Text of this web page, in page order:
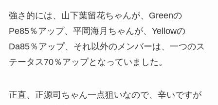
強さ的には、山下葉留花ちゃんが、Greenの
Pe85％アップ、平岡海月ちゃんが、Yellowの
Da85％アップ、それ以外のメンバーは、一つのス
テータス70％アップとなっていました。
正直、正源司ちゃん一点狙いなので、辛いですが